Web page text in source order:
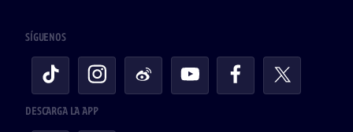
SÍGUENOS
DESCARGA LA APP